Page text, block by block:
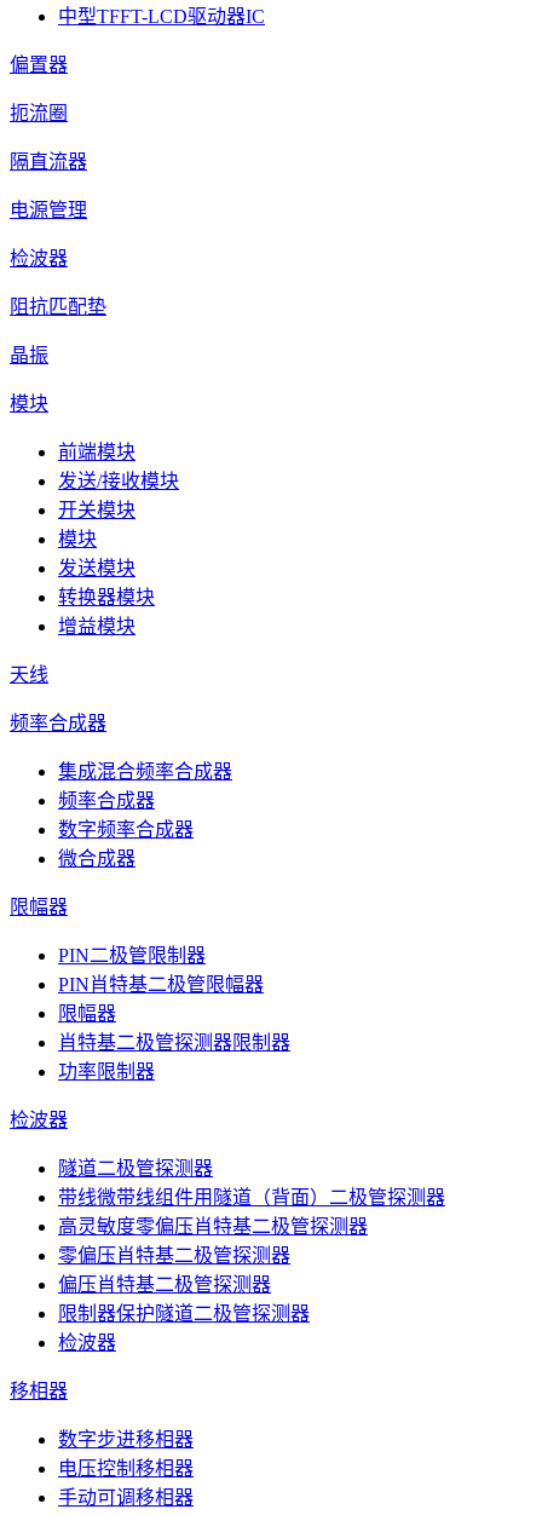
中型TFFT-LCD驱动器IC
偏置器
扼流圈
隔直流器
电源管理
检波器
阻抗匹配垫
晶振
模块
前端模块
发送/接收模块
开关模块
模块
发送模块
转换器模块
增益模块
天线
频率合成器
集成混合频率合成器
频率合成器
数字频率合成器
微合成器
限幅器
PIN二极管限制器
PIN肖特基二极管限幅器
限幅器
肖特基二极管探测器限制器
功率限制器
检波器
隧道二极管探测器
带线微带线组件用隧道（背面）二极管探测器
高灵敏度零偏压肖特基二极管探测器
零偏压肖特基二极管探测器
偏压肖特基二极管探测器
限制器保护隧道二极管探测器
检波器
移相器
数字步进移相器
电压控制移相器
手动可调移相器